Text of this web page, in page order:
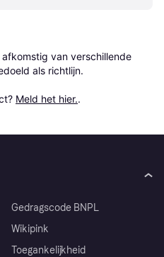
van verschillende
als richtlijn.
Meld het hier..
Gedragscode BNPL
Wikipink
Toegankelijkheid